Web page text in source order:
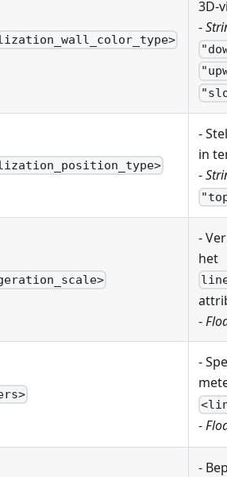
3D-
-
-
in
-
-
het
-
-
-
-